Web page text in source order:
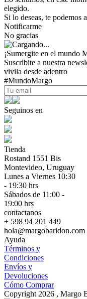
elegido.
Si lo deseas, te podemos
Notificarme
No gracias
¡Sumergite en el mundo
Suscribite a nuestra
vivila desde adentro
#MundoMargo
Seguinos en
Tienda
Rostand 1551 Bis
Montevideo, Uruguay
Lunes a Viernes 10:30
- 19:30 hrs
Sábados de 11:00 -
19:00 hrs
contactanos
+ 598 94 201 449
hola@margobaridon.com
Ayuda
Términos y
Condiciones
Envíos y
Devoluciones
Cómo Comprar
Copyright 2026 , Margo